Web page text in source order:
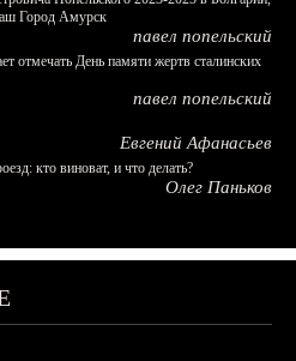
Город Амурск
павел попельский
отмечать День памяти жертв сталинских
павел попельский
Евгений Афанасьев
кто виноват, и что делать?
Олег Паньков